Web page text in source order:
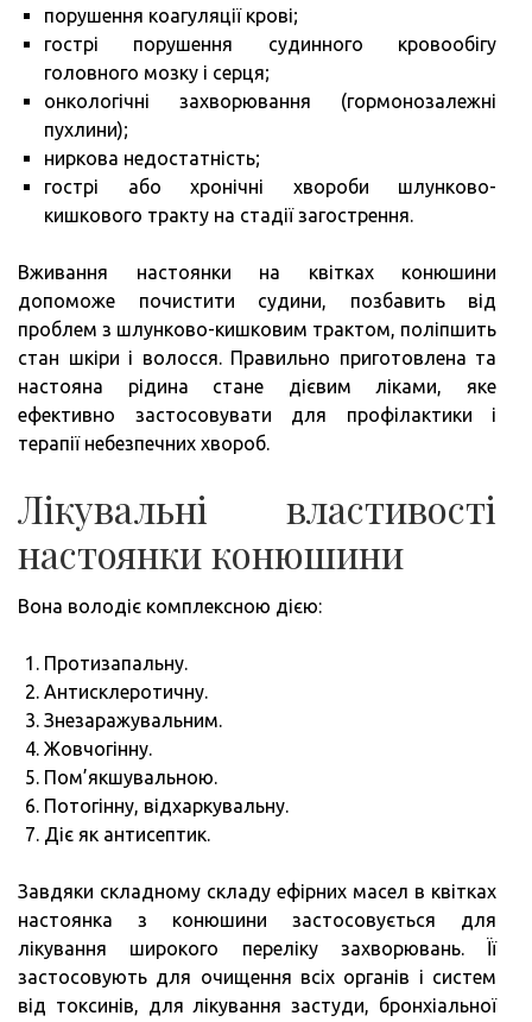
порушення коагуляції крові;
гострі порушення судинного кровообігу
головного мозку і серця;
онкологічні захворювання (гормонозалежні
пухлини);
ниркова недостатність;
гострі або хронічні хвороби шлунково-
кишкового тракту на стадії загострення.
Вживання настоянки на квітках конюшини
допоможе почистити судини, позбавить від
проблем з шлунково-кишковим трактом, поліпшить
стан шкіри і волосся. Правильно приготовлена та
настояна рідина стане дієвим ліками, яке
ефективно застосовувати для профілактики і
терапії небезпечних хвороб.
Лікувальні властивості
настоянки конюшини
Вона володіє комплексною дією:
Протизапальну.
Антисклеротичну.
Знезаражувальним.
Жовчогінну.
Пом’якшувальною.
Потогінну, відхаркувальну.
Діє як антисептик.
Завдяки складному складу ефірних масел в квітках
настоянка з конюшини застосовується для
лікування широкого переліку захворювань. Її
застосовують для очищення всіх органів і систем
від токсинів, для лікування застуди, бронхіальної